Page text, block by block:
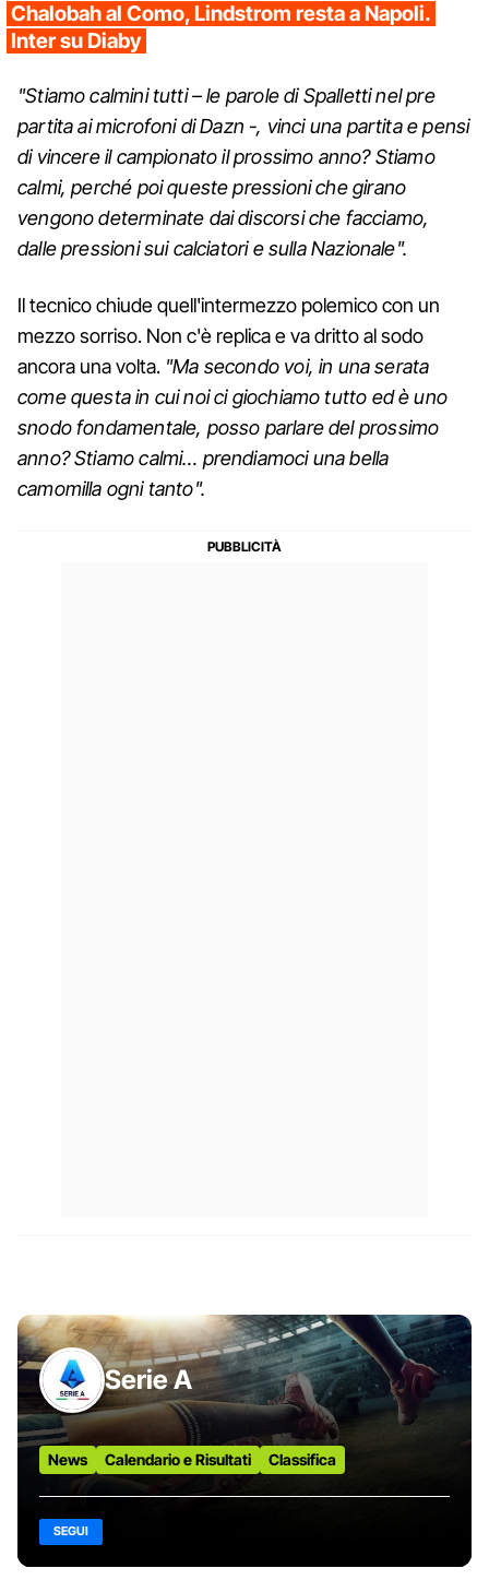
Chalobah al Como, Lindstrom resta a Napoli.
Inter su Diaby
"Stiamo calmini tutti – le parole di Spalletti nel pre
partita ai microfoni di Dazn -, vinci una partita e pensi
di vincere il campionato il prossimo anno? Stiamo
calmi, perché poi queste pressioni che girano
vengono determinate dai discorsi che facciamo,
dalle pressioni sui calciatori e sulla Nazionale".
Il tecnico chiude quell'intermezzo polemico con un
mezzo sorriso. Non c'è replica e va dritto al sodo
ancora una volta. "Ma secondo voi, in una serata
come questa in cui noi ci giochiamo tutto ed è uno
snodo fondamentale, posso parlare del prossimo
anno? Stiamo calmi… prendiamoci una bella
camomilla ogni tanto".
Serie A
News Calendario e Risultati Classifica
SEGUI